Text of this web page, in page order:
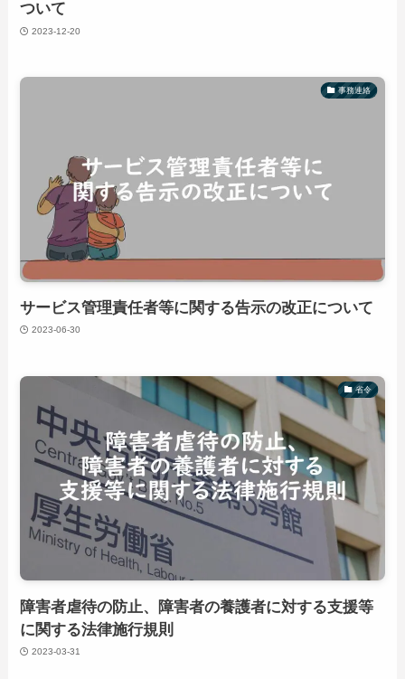
ついて
2023-12-20
事務連絡
サービス管理責任者等に関する告示の改正について
2023-06-30
省令
障害者虐待の防止、障害者の養護者に対する支援等
に関する法律施行規則
2023-03-31